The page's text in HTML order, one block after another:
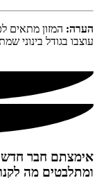
הערה: המזון מתאים
עוצבו בגודל בינוני
אימצתם חבר חדש
ומתלבטים מה